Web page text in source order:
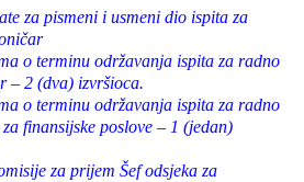
za pismeni i usmeni dio ispita za
o terminu održavanja ispita za radno
– 2 (dva) izvršioca.
o terminu održavanja ispita za radno
finansijske poslove – 1 (jedan)
za prijem Šef odsjeka za